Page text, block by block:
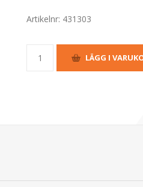
Artikelnr: 431303